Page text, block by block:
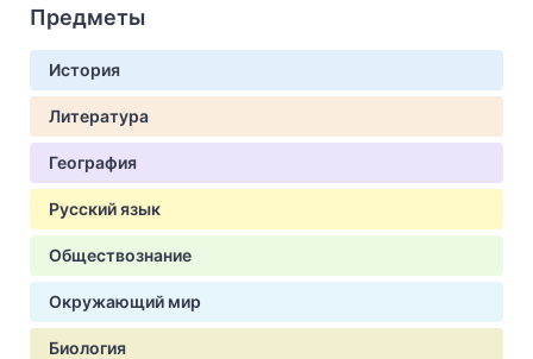
Предметы
История
Литература
География
Русский язык
Обществознание
Окружающий мир
Биология